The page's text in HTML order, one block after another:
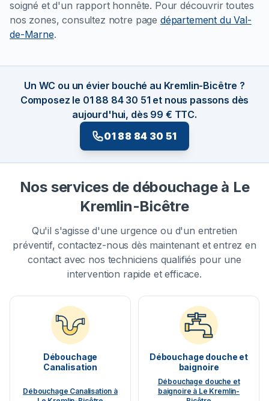
soigné et d'un rapport honnête. Pour découvrir toutes
nos zones, consultez notre page département du Val-
de-Marne.
Un WC ou un évier bouché au Kremlin-Bicêtre ?
Composez le 01 88 84 30 51 et nous passons dès
aujourd'hui, dès 99 € TTC.
01 88 84 30 51
Nos services de débouchage à Le
Kremlin-Bicêtre
Qu'il s'agisse d'une urgence ou d'un entretien
préventif, contactez-nous dès maintenant et entrez en
contact avec nos techniciens qualifiés pour une
intervention rapide et efficace.
Débouchage
Canalisation
Débouchage Canalisation à
Débouchage douche et
baignoire
Débouchage douche et
baignoire à Le Kremlin-